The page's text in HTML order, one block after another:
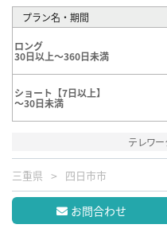
プラン名・期間
ロング
30日以上～360日未満
ショート【7日以上】
～30日未満
テレワ
三重県 四日市市
お問合わせ